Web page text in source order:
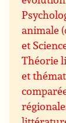
animale
et
Théorie
et